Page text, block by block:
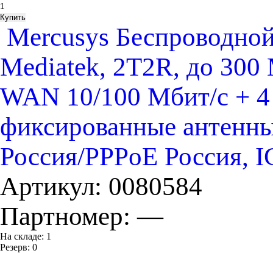
Mercusys
Mediatek, 2T2R, до
WAN 10/100 Мбит/с +
фиксированные
Россия/PPPoE Россия,
Артикул: 0080584
Партномер:—
На складе: 1
Резерв: 0